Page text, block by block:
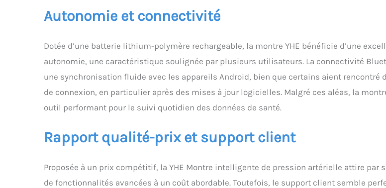
Autonomie et connectivité
Dotée d’une batterie lithium-polymère rechargeable, la montre YHE bénéficie d’une
autonomie, une caractéristique soulignée par plusieurs utilisateurs. La connectivité
une synchronisation fluide avec les appareils Android, bien que certains aient rencontré
de connexion, en particulier après des mises à jour logicielles. Malgré ces aléas, la
outil performant pour le suivi quotidien des données de santé.
Rapport qualité-prix et support client
Proposée à un prix compétitif, la YHE Montre intelligente de pression artérielle attire par
de fonctionnalités avancées à un coût abordable. Toutefois, le support client semble